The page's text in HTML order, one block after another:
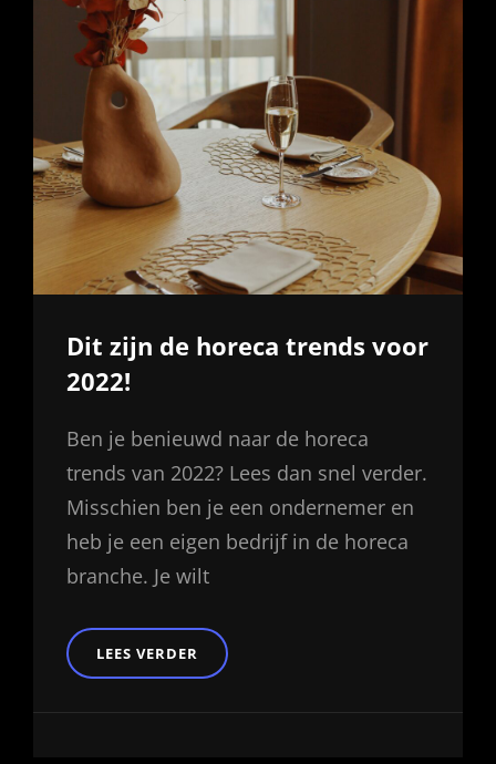
Dit zijn de horeca trends voor
2022!
Ben je benieuwd naar de horeca
trends van 2022? Lees dan snel verder.
Misschien ben je een ondernemer en
heb je een eigen bedrijf in de horeca
branche. Je wilt
LEES VERDER DIT
ZIJN